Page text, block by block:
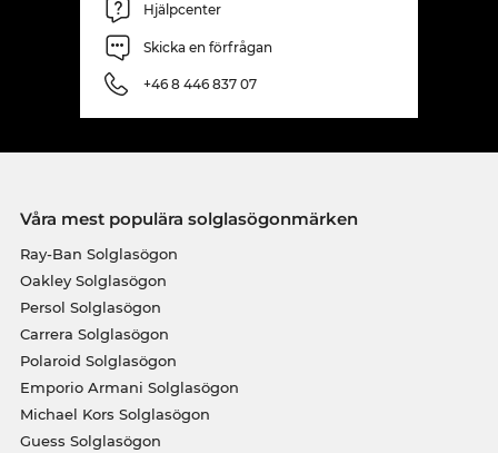
Hjälpcenter
Skicka en förfrågan
+46 8 446 837 07
Våra mest populära solglasögonmärken
Ray-Ban Solglasögon
Oakley Solglasögon
Persol Solglasögon
Carrera Solglasögon
Polaroid Solglasögon
Emporio Armani Solglasögon
Michael Kors Solglasögon
Guess Solglasögon